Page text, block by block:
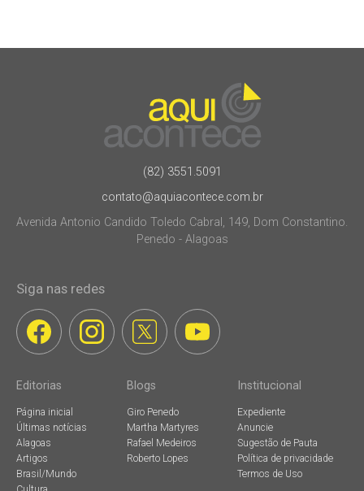
(82) 3551.5091
contato@aquiacontece.com.br
Avenida Antonio Candido Toledo Cabral, 149, Dom Constantino.
Penedo - Alagoas
Siga nas redes
Editorias
Página inicial
Últimas notícias
Alagoas
Artigos
Brasil/Mundo
Blogs
Giro Penedo
Martha Martyres
Rafael Medeiros
Roberto Lopes
Institucional
Expediente
Anuncie
Sugestão de Pauta
Política de privacidade
Termos de Uso